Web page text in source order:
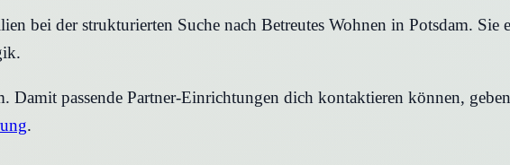
bei der strukturierten Suche nach Betreutes Wohnen in Potsdam. Sie
passende Partner-Einrichtungen dich kontaktieren können,
.